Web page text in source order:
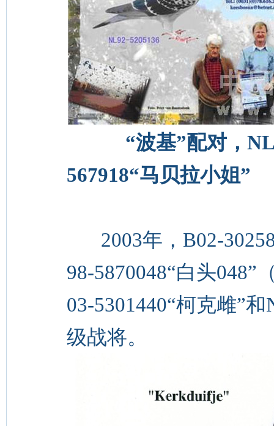
“波基”配对，
567918“马贝拉小姐”
2003年，B02-
98-5870048“白头048”
03-5301440“柯克雌”
级战将。